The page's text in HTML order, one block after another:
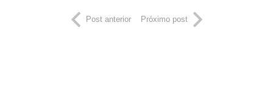
Post anterior Próximo post